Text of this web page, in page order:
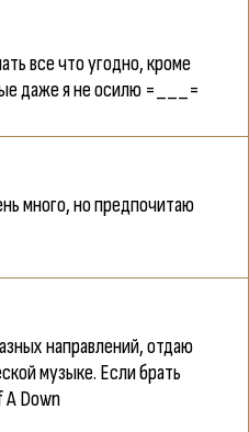
все что угодно, кроме
даже я не осилю =___=
много, но предпочитаю
направлений, отдаю
музыке. Если брать
A Down